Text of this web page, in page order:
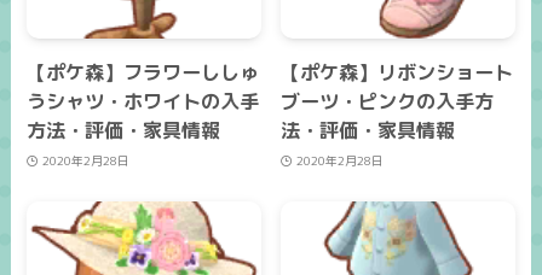
【ポケ森】フラワーししゅ
うシャツ・ホワイトの入手
方法・評価・家具情報
2020年2月28日
【ポケ森】リボンショート
ブーツ・ピンクの入手方
法・評価・家具情報
2020年2月28日